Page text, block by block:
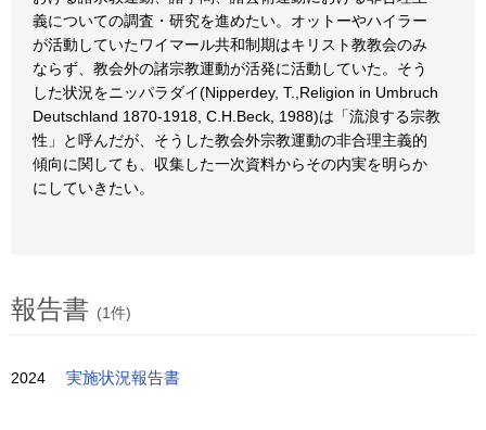
義についての調査・研究を進めたい。オットーやハイラー
が活動していたワイマール共和制期はキリスト教教会のみ
ならず、教会外の諸宗教運動が活発に活動していた。そう
した状況をニッパラダイ(Nipperdey, T.,Religion in Umbruch
Deutschland 1870-1918, C.H.Beck, 1988)は「流浪する宗教
性」と呼んだが、そうした教会外宗教運動の非合理主義的
傾向に関しても、収集した一次資料からその内実を明らか
にしていきたい。
報告書 (1件)
2024 実施状況報告書